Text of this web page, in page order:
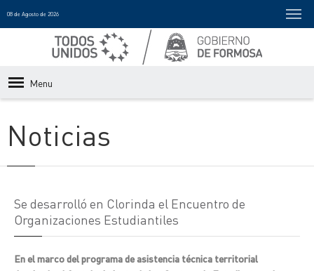
08 de Agosto de 2026
Menu
Noticias
Se desarrolló en Clorinda el Encuentro de
Organizaciones Estudiantiles
En el marco del programa de asistencia técnica territorial